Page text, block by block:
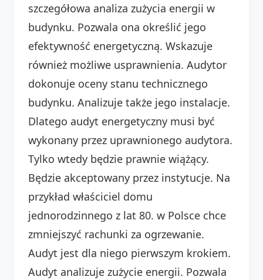
szczegółowa analiza zużycia energii w
budynku. Pozwala ona określić jego
efektywność energetyczną. Wskazuje
również możliwe usprawnienia. Audytor
dokonuje oceny stanu technicznego
budynku. Analizuje także jego instalacje.
Dlatego audyt energetyczny musi być
wykonany przez uprawnionego audytora.
Tylko wtedy będzie prawnie wiążący.
Będzie akceptowany przez instytucje. Na
przykład właściciel domu
jednorodzinnego z lat 80. w Polsce chce
zmniejszyć rachunki za ogrzewanie.
Audyt jest dla niego pierwszym krokiem.
Audyt analizuje zużycie energii. Pozwala